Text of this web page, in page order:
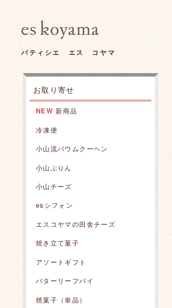
パティシエ エス コヤマ
お取り寄せ
NEW 新商品
冷凍便
小山流バウムクーヘン
小山ぷりん
小山チーズ
esシフォン
エスコヤマの田舎チーズ
焼き立て菓子
アソートギフト
バターリーフパイ
焼菓子（単品）